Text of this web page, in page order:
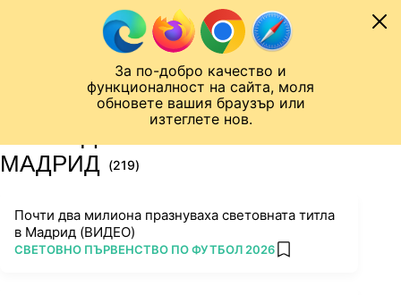
За по-добро качество и
функционалност на сайта, моля
обновете вашия браузър или
изтеглете нов.
Към съдържанието
Лига на Конференциите
МАДРИД (219)
Почти два милиона празнуваха световната титла
в Мадрид (ВИДЕО)
ПОВЕЧЕ ОТ
СВЕТОВНО ПЪРВЕНСТВО ПО ФУТБОЛ 2026 add favorites